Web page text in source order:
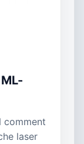
comment
laser